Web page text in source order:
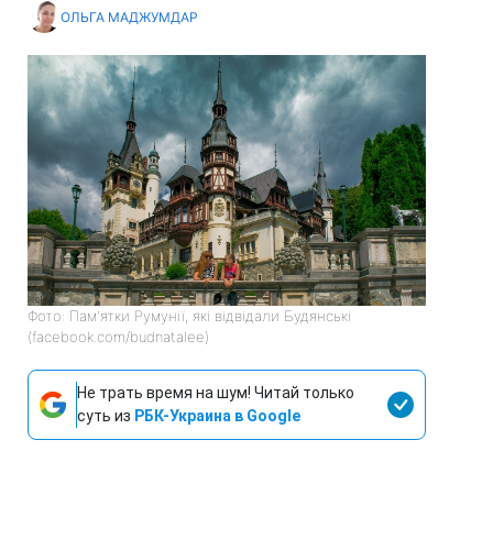
ОЛЬГА МАДЖУМДАР
Фото: Пам'ятки Румунії, які відвідали Будянські
(facebook.com/budnatalee)
Не трать время на шум! Читай только
суть из РБК-Украина в Google